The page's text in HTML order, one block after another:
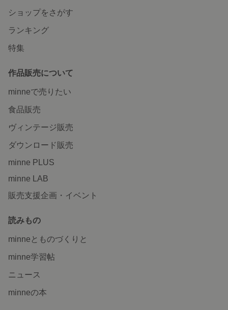
ショップをさがす
ランキング
特集
作品販売について
minneで売りたい
食品販売
ヴィンテージ販売
ダウンロード販売
minne PLUS
minne LAB
販売支援企画・イベント
読みもの
minneとものづくりと
minne学習帖
ニュース
minneの本